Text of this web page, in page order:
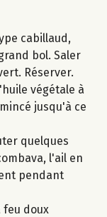
cabillaud,
bol. Saler
Réserver.
végétale à
jusqu'à ce
quelques
l'ail en
pendant
feu doux